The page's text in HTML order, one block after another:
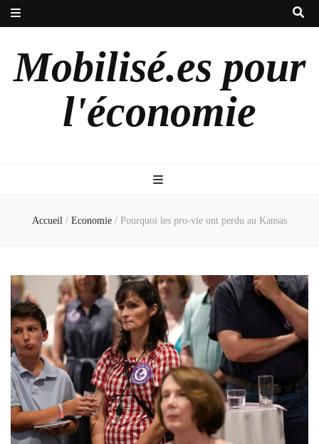
Mobilisé.es pour
l'économie
Accueil / Economie / Pourquoi les pro-vie ont perdu au Kansas